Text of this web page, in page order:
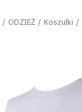
ODZIEŻ Koszulki